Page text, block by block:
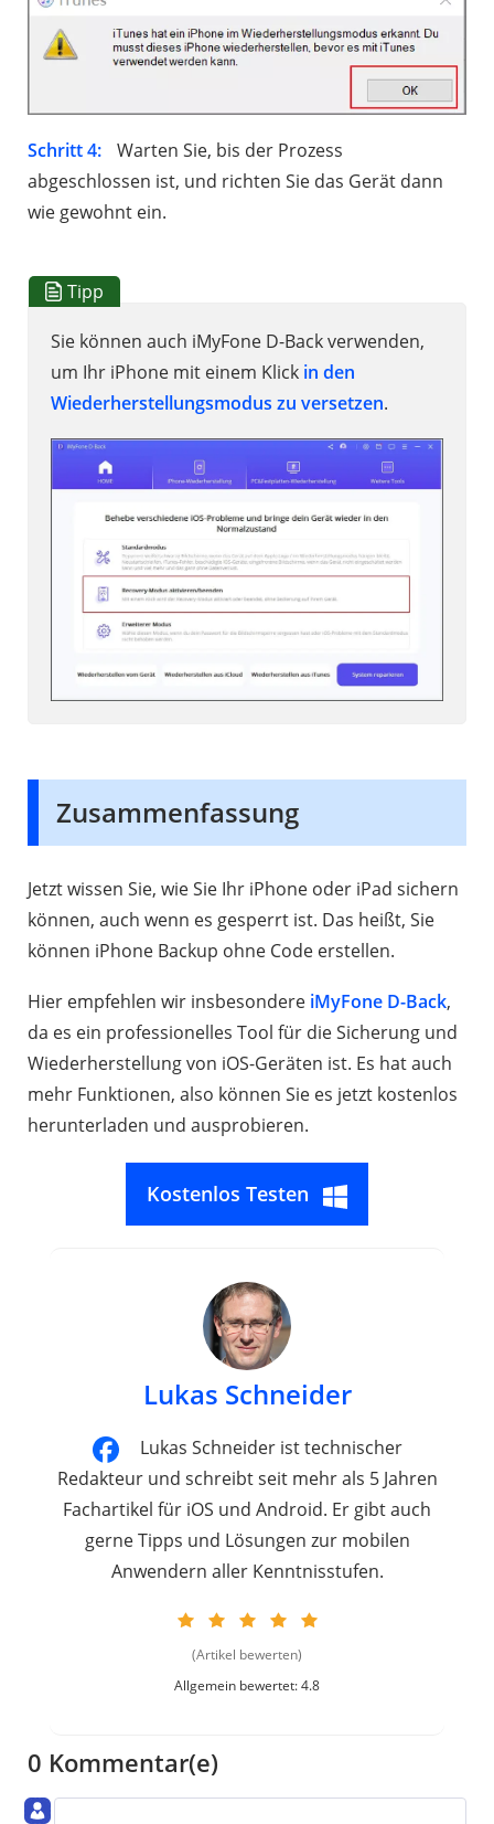
Schritt 4:
Warten Sie, bis der Prozess
abgeschlossen ist, und richten Sie das Gerät dann
wie gewohnt ein.
Tipp
Sie können auch iMyFone D-Back verwenden,
um Ihr iPhone mit einem Klick in den
Wiederherstellungsmodus zu versetzen.
Zusammenfassung
Jetzt wissen Sie, wie Sie Ihr iPhone oder iPad sichern
können, auch wenn es gesperrt ist. Das heißt, Sie
können iPhone Backup ohne Code erstellen.
Hier empfehlen wir insbesondere iMyFone D-Back,
da es ein professionelles Tool für die Sicherung und
Wiederherstellung von iOS-Geräten ist. Es hat auch
mehr Funktionen, also können Sie es jetzt kostenlos
herunterladen und ausprobieren.
Kostenlos Testen
Lukas Schneider
Lukas Schneider ist technischer
Redakteur und schreibt seit mehr als 5 Jahren
Fachartikel für iOS und Android. Er gibt auch
gerne Tipps und Lösungen zur mobilen
Anwendern aller Kenntnisstufen.
(Artikel bewerten)
Allgemein bewertet: 4.8
0 Kommentar(e)